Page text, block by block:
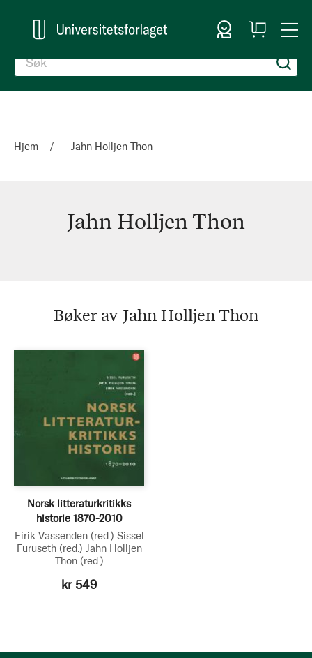
Logg inn
Handlekurv
Hjem Jahn Holljen Thon
Jahn Holljen Thon
ThonBøker av Jahn Holljen Thon
Norsk litteraturkritikks
historie 1870-2010
Eirik Vassenden (red.) Sissel
Furuseth (red.) Jahn Holljen
Thon (red.)
kr 549